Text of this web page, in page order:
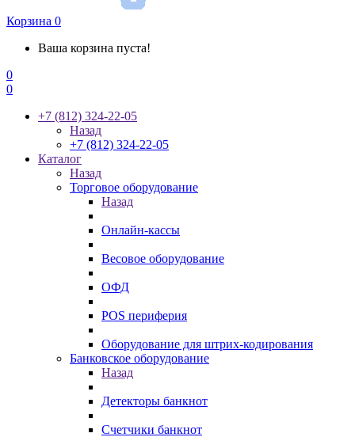
Корзина 0
Ваша корзина пуста!
0
0
+7 (812) 324-22-05
Назад
+7 (812) 324-22-05
Каталог
Назад
Торговое оборудование
Назад
Онлайн-кассы
Весовое оборудование
ОФД
POS периферия
Оборудование для штрих-кодирования
Банковское оборудование
Назад
Детекторы банкнот
Счетчики банкнот